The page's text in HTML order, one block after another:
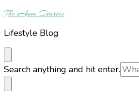
The Anna Diaries
Lifestyle Blog
Looking
for
Something?
Search anything and hit enter.